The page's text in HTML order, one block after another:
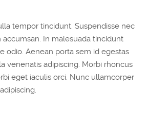
tempor tincidunt. Suspendisse nec
accumsan. In malesuada tincidunt
odio. Aenean porta sem id egestas
venenatis adipiscing. Morbi rhoncus
eget iaculis orci. Nunc ullamcorper